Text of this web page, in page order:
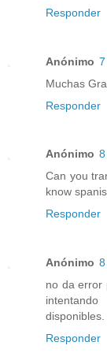
Responder
Anónimo
Muchas
Responder
Anónimo
Can you
know
Responder
Anónimo
no da error
disponibles.
Responder